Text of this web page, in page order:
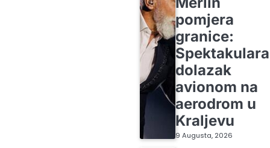
pomjera
granice:
dolazak
avionom na
aerodrom u
Kraljevu
9 Augusta, 2026